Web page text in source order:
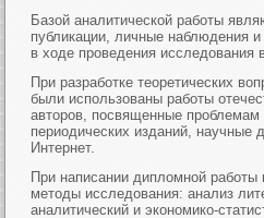
Базой аналитической работы
публикации, личные наблюдения
в ходе проведения исследования
При разработке теоретических
были использованы работы
авторов, посвященные
периодических изданий, научные
Интернет.
При написании дипломной работы
методы исследования: анализ
аналитический и экономико-